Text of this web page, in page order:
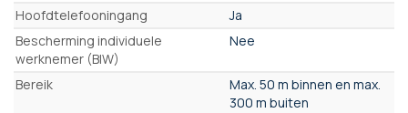
Hoofdtelefooningang
Ja
Bescherming individuele
werknemer (BIW)
Nee
Bereik
Max. 50 m binnen en max.
300 m buiten